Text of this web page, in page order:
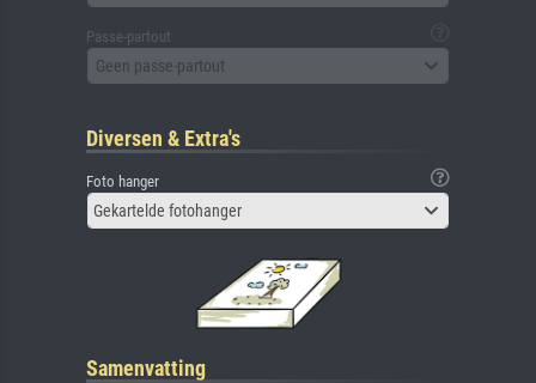
Passe-partout
Geen passe-partout
Diversen & Extra's
Foto hanger
Gekartelde fotohanger
Samenvatting